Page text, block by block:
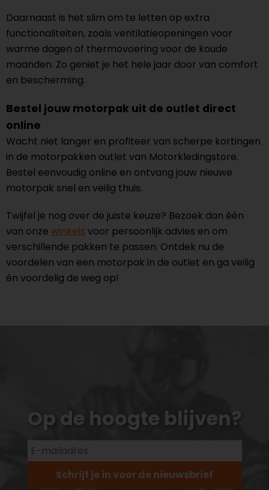
Daarnaast is het slim om te letten op extra
functionaliteiten, zoals ventilatieopeningen voor
warme dagen of thermovoering voor de koude
maanden. Zo geniet je het hele jaar door van comfort
en bescherming.
Bestel jouw motorpak uit de outlet direct
online
Wacht niet langer en profiteer van scherpe kortingen
in de motorpakken outlet van Motorkledingstore.
Bestel eenvoudig online en ontvang jouw nieuwe
motorpak snel en veilig thuis.
Twijfel je nog over de juiste keuze? Bezoek dan één
van onze winkels voor persoonlijk advies en om
verschillende pakken te passen. Ontdek nu de
voordelen van een motorpak in de outlet en ga veilig
én voordelig de weg op!
Op de hoogte blijven?
Schrijf je in voor de nieuwsbrief